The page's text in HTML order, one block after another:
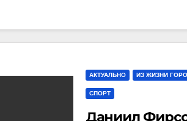
АКТУАЛЬНО ИЗ ЖИЗНИ
СПОРТ
Даниил